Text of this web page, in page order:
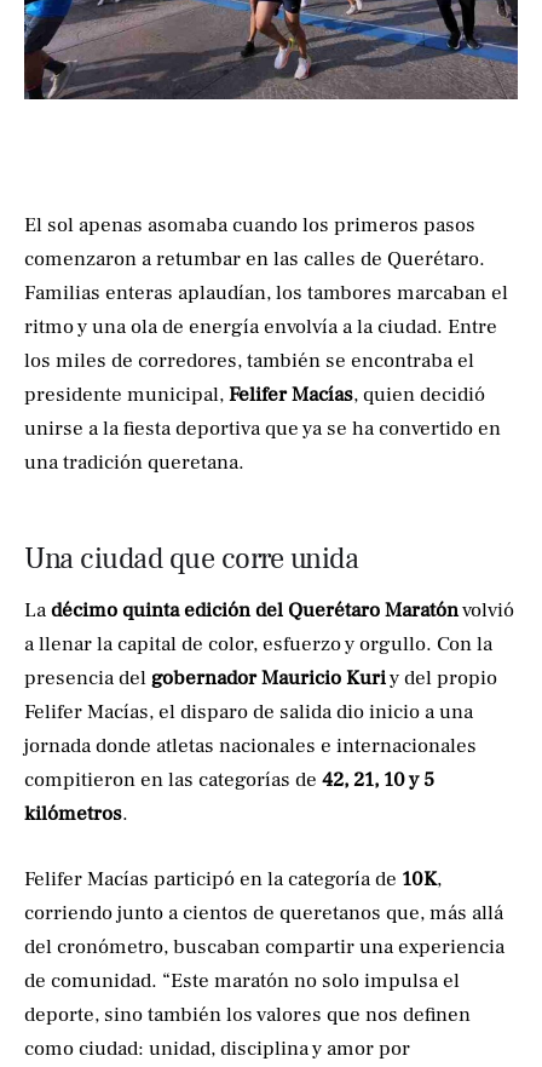
El sol apenas asomaba cuando los primeros pasos
comenzaron a retumbar en las calles de Querétaro.
Familias enteras aplaudían, los tambores marcaban el
ritmo y una ola de energía envolvía a la ciudad. Entre
los miles de corredores, también se encontraba el
presidente municipal,Felifer Macías, quien decidió
unirse a la fiesta deportiva que ya se ha convertido en
una tradición queretana.
Una ciudad que corre unida
Ladécimo quinta edición del Querétaro Maratónvolvió
a llenar la capital de color, esfuerzo y orgullo. Con la
presencia delgobernador Mauricio Kuriy del propio
Felifer Macías, el disparo de salida dio inicio a una
jornada donde atletas nacionales e internacionales
compitieron en las categorías de 42, 21, 10 y 5
kilómetros.
Felifer Macías participó en la categoría de 10K,
corriendo junto a cientos de queretanos que, más allá
del cronómetro, buscaban compartir una experiencia
de comunidad. “Este maratón no solo impulsa el
deporte, sino también los valores que nos definen
como ciudad: unidad, disciplina y amor por